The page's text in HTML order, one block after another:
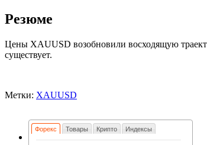
Резюме
Цены XAUUSD возобновили восходящую
существует.
Метки: XAUUSD
Форекс Товары Крипто Индексы